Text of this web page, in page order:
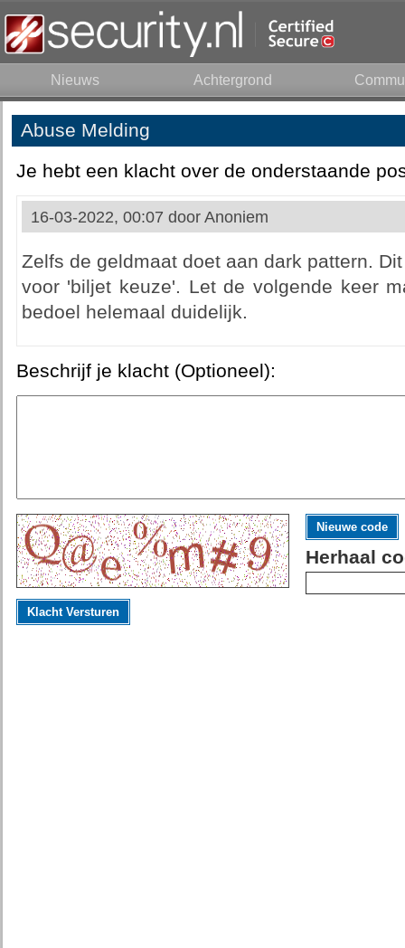
Nieuws Achtergrond
Abuse Melding
Je hebt een klacht over de onderstaande
16-03-2022, 00:07 door Anoniem
Zelfs de geldmaat doet aan dark pattern.
voor 'biljet keuze'. Let de volgende keer
bedoel helemaal duidelijk.
Beschrijf je klacht (Optioneel):
Nieuwe code
Herhaal
Klacht Versturen